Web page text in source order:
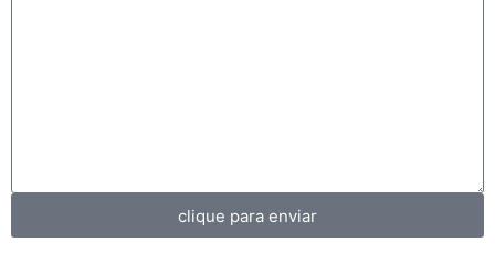
clique para enviar